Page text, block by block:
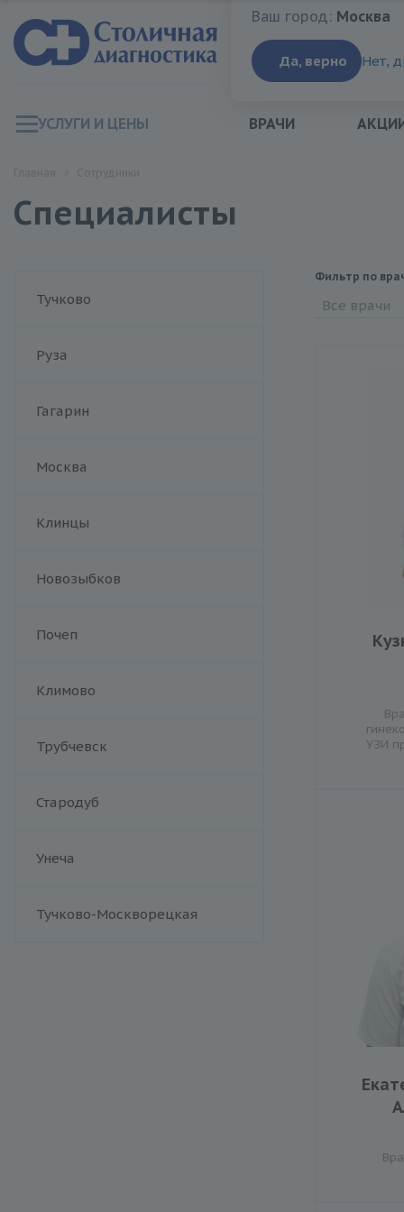
Ваш город:Москва
Ваш город: Москва
Да, верно Нет,
УСЛУГИ И ЦЕНЫ ВРАЧИ
Специалисты
Тучково
Руза
Гагарин
Москва
Клинцы
Новозыбков
Почеп
Климово
Трубчевск
Стародуб
Унеча
Тучково-Москворецкая
Фильтр по
Все врачи
УЗИ